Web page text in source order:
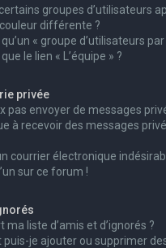
groupes d’utilisateurs
différente ?
qu’un « groupe d’utilisateurs
le lien « L’équipe » ?
privée
pas envoyer de messages
à recevoir des messages
courrier électronique
sur ce forum !
ma liste d’amis et d’ignorés ?
puis-je ajouter ou supprimer